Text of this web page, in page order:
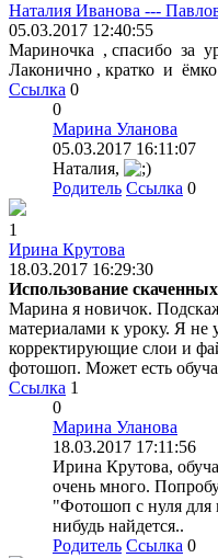
Наталия Иванова ---
05.03.2017 12:40:55
Мариночка , спасибо за
Лаконично , кратко и ёмко!
Ссылка 0
Марина Уланова
05.03.2017 16:11:07
Наталия,
Родитель Ссылка 0
Ирина Крутова
18.03.2017 16:29:30
Использование
Марина я новичок.
материалами к уроку. Я не
корректирующие слои и
фотошоп. Может есть
Ссылка 1
Марина Уланова
18.03.2017 17:11:56
Ирина Крутова,
очень много.
"Фотошоп с нуля для
нибудь найдется..
Родитель Ссылка 0